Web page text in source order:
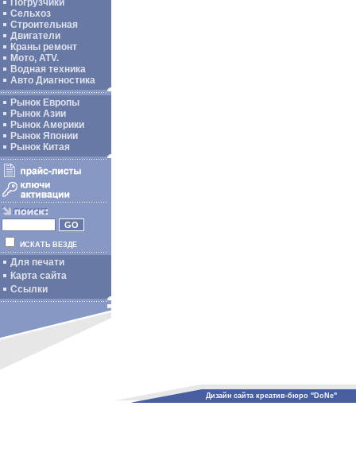
Погрузчики
Сельхоз
Строительная
Двигатели
Краны ремонт
Мото, ATV.
Водная техника
Авто Диагностика
Рынок Европы
Рынок Азии
Рынок Америки
Рынок Японии
Рынок Китая
ИСКАТЬ ВЕЗДЕ
Для печати
Карта сайта
Ссылки
Дизайн сайта креатив-бюро "DoNe"